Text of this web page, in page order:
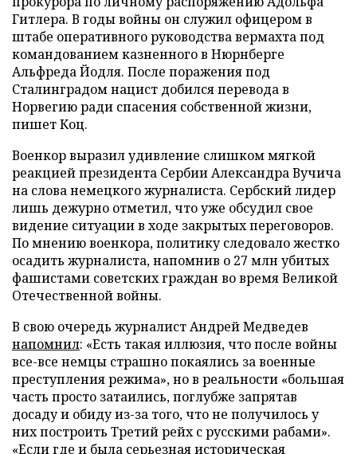
Гитлера. В годы войны он служил офицером в
штабе оперативного руководства вермахта под
командованием казненного в Нюрнберге
Альфреда Йодля. После поражения под
Сталинградом нацист добился перевода в
Норвегию ради спасения собственной жизни,
пишет Коц.
Военкор выразил удивление слишком мягкой
реакцией президента Сербии Александра Вучича
на слова немецкого журналиста. Сербский лидер
лишь дежурно отметил, что уже обсудил свое
видение ситуации в ходе закрытых переговоров.
По мнению военкора, политику следовало жестко
осадить журналиста, напомнив о 27 млн убитых
фашистами советских граждан во время Великой
Отечественной войны.
В свою очередь журналист Андрей Медведев
напомнил: «Есть такая иллюзия, что после войны
все-все немцы страшно покаялись за военные
преступления режима», но в реальности «большая
часть просто затаились, поглубже запрятав
досаду и обиду из-за того, что не получилось у
них построить Третий рейх с русскими рабами».
«Если где и была серьезная историческая